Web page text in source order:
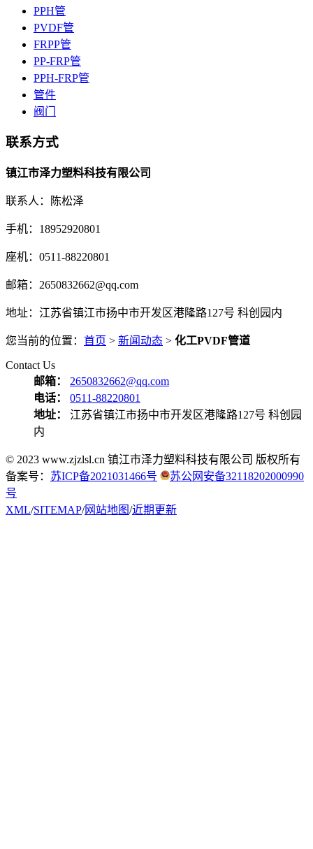
PPH管
PVDF管
FRPP管
PP-FRP管
PPH-FRP管
管件
阀门
联系方式
镇江市泽力塑料科技有限公司
联系人：陈松泽
手机：18952920801
座机：0511-88220801
邮箱：2650832662@qq.com
地址：江苏省镇江市扬中市开发区港隆路127号 科创园内
您当前的位置： 首页 > 新闻动态 > 化工PVDF管道
Contact Us
邮箱：
2650832662@qq.com
电话：
0511-88220801
地址：
江苏省镇江市扬中市开发区港隆路127号 科创园
内
© 2023 www.zjzlsl.cn 镇江市泽力塑料科技有限公司 版权所有
备案号： 苏ICP备2021031466号
苏公网安备32118202000990
号
XML/SITEMAP/网站地图/近期更新